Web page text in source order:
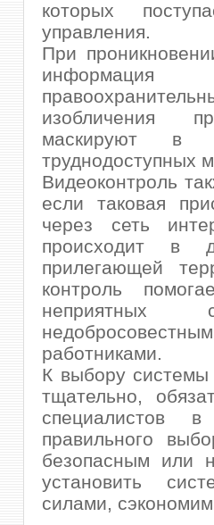
которых
управления.
При
изобличения
маскируют в
труднодоступных
Видеоконтроль
если таковая
через сеть
происходит
прилегающей
контроль
неприятных
работниками.
К выбору системы
тщательно,
специалистов
правильного
безопасным или
установить
силами,